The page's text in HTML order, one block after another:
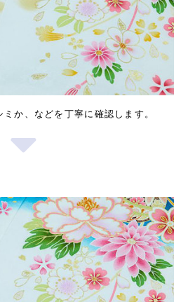
か、などを丁寧に確認します。